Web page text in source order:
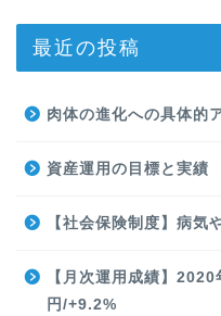
最近の投稿
肉体の進化への具体的
資産運用の目標と実績
【社会保険制度】病気
【月次運用成績】
円/+9.2%